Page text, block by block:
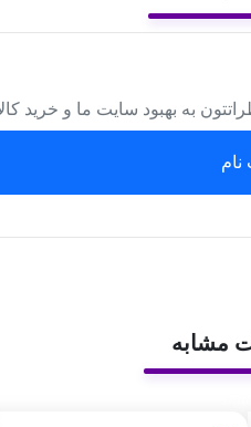
به بهبود سایت ما و خرید
نام
مشابه